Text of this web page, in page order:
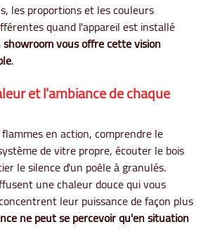
les proportions et les couleurs
quand l'appareil est installé
showroom vous offre cette vision
.
et l'ambiance de chaque
en action, comprendre le
de vitre propre, écouter le bois
le silence d'un poêle à granulés.
une chaleur douce qui vous
leur puissance de façon plus
ne peut se percevoir qu'en situation